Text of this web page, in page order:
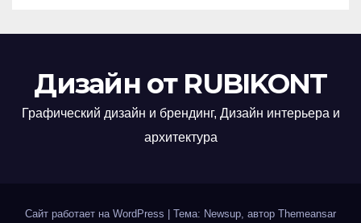
Дизайн от RUBIKONT
Графический дизайн и брендинг, Дизайн интерьера и
архитектура
Сайт работает на WordPress Тема: Newsup, автор Themeansar